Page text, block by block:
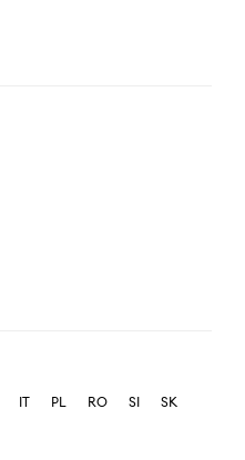
IT PL RO SI
SK